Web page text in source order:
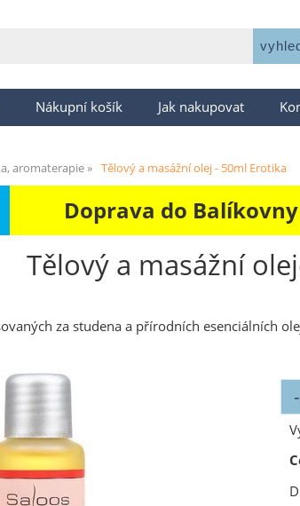
Nákupní košík Jak nakupovat
aromaterapie Tělový a masážní olej - 50ml Erotika
Doprava do
Tělový a masážní
za studena a přírodních esenciálních